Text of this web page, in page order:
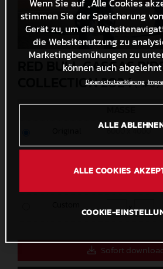
RED BULL GASGAS
COLLECTION 2024(. JPG )
MASSE
6000 x 4000
x
Sofort
stimmen Sie der Speicherung
Gerät zu, um die
die Websitenutzung zu
Marketingbemühungen zu
können auch
Datenschutzerklärung
ALLE
ALLE COOKIES
COOKIE-